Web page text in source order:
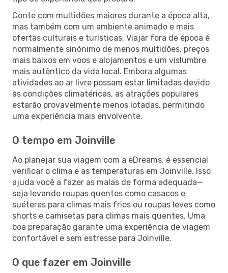
Conte com multidões maiores durante a época alta,
mas também com um ambiente animado e mais
ofertas culturais e turísticas. Viajar fora de época é
normalmente sinónimo de menos multidões, preços
mais baixos em voos e alojamentos e um vislumbre
mais autêntico da vida local. Embora algumas
atividades ao ar livre possam estar limitadas devido
às condições climatéricas, as atrações populares
estarão provavelmente menos lotadas, permitindo
uma experiência mais envolvente.
O tempo em Joinville
Ao planejar sua viagem com a eDreams, é essencial
verificar o clima e as temperaturas em Joinville. Isso
ajuda você a fazer as malas de forma adequada—
seja levando roupas quentes como casacos e
suéteres para climas mais frios ou roupas leves como
shorts e camisetas para climas mais quentes. Uma
boa preparação garante uma experiência de viagem
confortável e sem estresse para Joinville.
O que fazer em Joinville